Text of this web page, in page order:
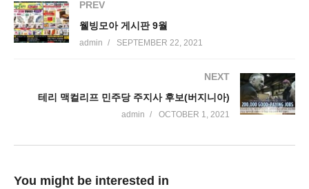
PREV
웰빙모아 게시판 9월
admin SEPTEMBER 22, 2021
NEXT
테리 맥컬리프 민주당 주지사 후보(버지니아)
admin OCTOBER 1, 2021
You might be interested in